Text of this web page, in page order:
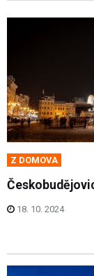
Z DOMOVA
18. 10. 2024